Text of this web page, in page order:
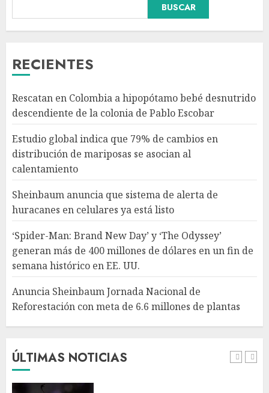
BUSCAR
RECIENTES
Rescatan en Colombia a hipopótamo bebé desnutrido
descendiente de la colonia de Pablo Escobar
Estudio global indica que 79% de cambios en
distribución de mariposas se asocian al
calentamiento
Sheinbaum anuncia que sistema de alerta de
huracanes en celulares ya está listo
‘Spider-Man: Brand New Day’ y ‘The Odyssey’
generan más de 400 millones de dólares en un fin de
semana histórico en EE. UU.
Anuncia Sheinbaum Jornada Nacional de
Reforestación con meta de 6.6 millones de plantas
ÚLTIMAS NOTICIAS
4
‘Spider-Man: Brand New Day’ y
‘The Odyssey’ generan más de
400 millones de dólares en un
fin de semana histórico en EE.
5
Anuncia Sheinbaum Jornada
meta de 6.6 millones de
plantas
AGOSTO 5, 2026
1
Rescatan en Colombia a
AGOSTO 5, 2026